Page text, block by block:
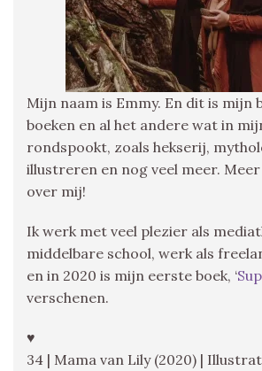
Mijn naam is Emmy. En dit is mijn
boeken en al het andere wat in
rondspookt, zoals hekserij,
illustreren en nog veel meer.
over mij!
Ik werk met veel plezier als
middelbare school, werk als
en in 2020 is mijn eerste boek, ‘
verschenen.
♥
34 | Mama van Lily (2020) |